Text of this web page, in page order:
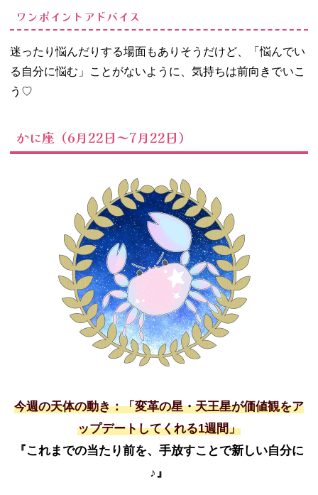
ワンポイントアドバイス
迷ったり悩んだりする場面もありそうだけど、「悩んでい
る自分に悩む」ことがないように、気持ちは前向きでいこ
う♡
かに座（6月22日～7月22日）
今週の天体の動き：「変革の星・天王星が価値観をア
ップデートしてくれる1週間」
『これまでの当たり前を、手放すことで新しい自分に
♪』